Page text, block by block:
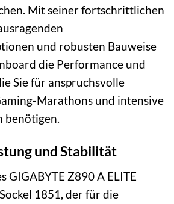
Mit seiner fortschrittlichen
und robusten Bauweise
die Performance und
Sie für anspruchsvolle
Marathons und intensive
benötigen.
und Stabilität
GIGABYTE Z890 A ELITE
1851, der für die